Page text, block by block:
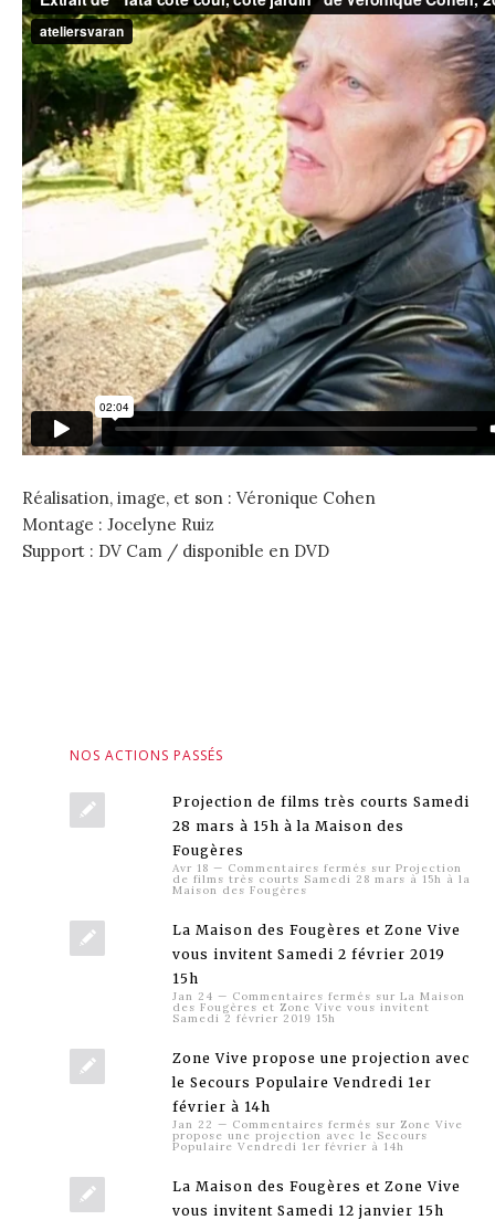
Réalisation, image, et son : Véronique Cohen
Montage : Jocelyne Ruiz
Support : DV Cam / disponible en DVD
NOS ACTIONS PASSÉS
Projection de films très courts Samedi
28 mars à 15h à la Maison des
Fougères
Avr 18 — Commentaires fermés sur Projection
de films très courts Samedi 28 mars à 15h à la
Maison des Fougères
La Maison des Fougères et Zone Vive
vous invitent Samedi 2 février 2019
15h
Jan 24 — Commentaires fermés sur La Maison
des Fougères et Zone Vive vous invitent
Samedi 2 février 2019 15h
Zone Vive propose une projection avec
le Secours Populaire Vendredi 1er
février à 14h
Jan 22 — Commentaires fermés sur Zone Vive
propose une projection avec le Secours
Populaire Vendredi 1er février à 14h
La Maison des Fougères et Zone Vive
vous invitent Samedi 12 janvier 15h